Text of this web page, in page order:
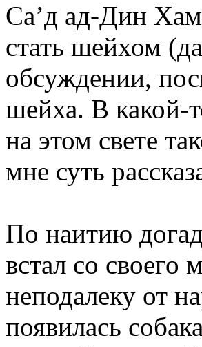
Са’д ад-Дин
стать шейхом
обсуждении,
шейха. В какой-
на этом свете
мне суть
По наитию
встал со своего
неподалеку от
появилась